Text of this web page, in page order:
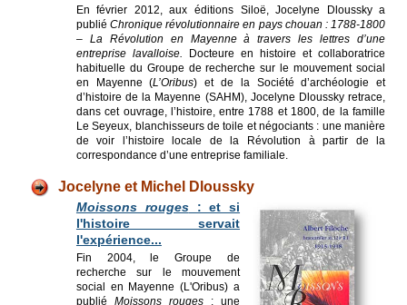
En février 2012, aux éditions Siloë, Jocelyne Dloussky a
publiéChronique révolutionnaire en pays chouan : 1788-1800
– La Révolution en Mayenne à travers les lettres d’une
entreprise lavalloise.
Docteure en histoire et collaboratrice
habituelle du Groupe de recherche sur le mouvement social
en Mayenne (L’Oribus) et de la Société d’archéo­logie et
d’histoire de la Mayenne (SAHM), Jocelyne Dloussky retrace,
dans cet ouvrage, l’histoire, entre 1788 et 1800, de la famille
Le Seyeux, blan­chisseurs de toile et négociants : une manière
de voir l’histoire locale de la Révolution à partir de la
correspondance d’une entreprise familiale.
Jocelyne et Michel Dloussky
Moissons rouges: et si
l'histoire servait
l'expérience...
Fin 2004, le Groupe de
recherche sur le mouvement
social en Mayenne (L'Oribus) a
publié Moissons rouges : une